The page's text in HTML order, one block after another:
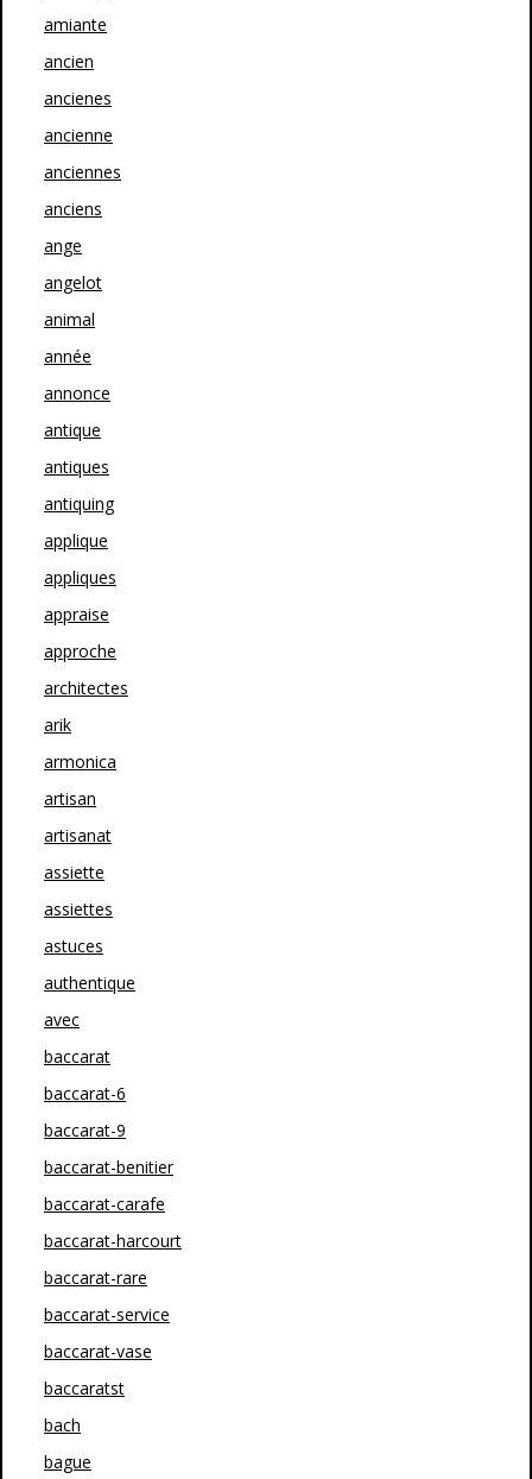
amiante
ancien
ancienes
ancienne
anciennes
anciens
ange
angelot
animal
année
annonce
antique
antiques
antiquing
applique
appliques
appraise
approche
architectes
arik
armonica
artisan
artisanat
assiette
assiettes
astuces
authentique
avec
baccarat
baccarat-6
baccarat-9
baccarat-benitier
baccarat-carafe
baccarat-harcourt
baccarat-rare
baccarat-service
baccarat-vase
baccaratst
bach
bague